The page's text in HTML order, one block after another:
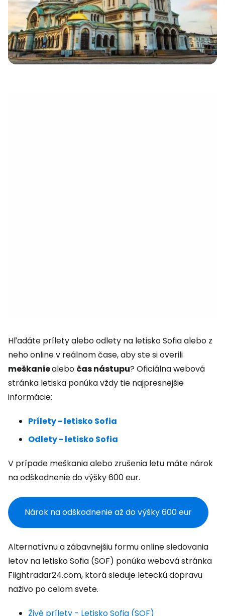
Hľadáte prílety alebo odlety na letisko Sofia alebo z
neho online v reálnom čase, aby ste si overili
meškaniealebo čas nástupu? Oficiálna webová
stránka letiska ponúka vždy tie najpresnejšie
informácie:
Prílety - letisko Sofia
Odlety - letisko Sofia
V prípade meškania alebo zrušenia letu máte nárok
na odškodnenie do výšky 600 eur.
Nárok na odškodnenie až do výšky 600 eur
Alternatívnu a zábavnejšiu formu online sledovania
letov na letisko Sofia (SOF) ponúka webová stránka
Flightradar24.com, ktorá sleduje leteckú dopravu
naživo po celom svete.
Živé prílety - Letisko Sofia (SOF)